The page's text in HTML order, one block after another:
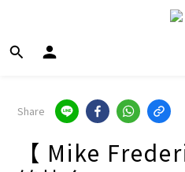
Share
【 Mike